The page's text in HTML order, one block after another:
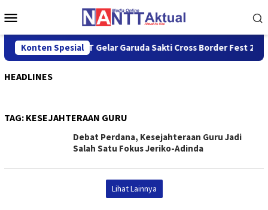
ke
Mobile
Konten Spesial
Jalin Sinergi, BI NTT Gelar Garuda Sakti Cross Border Fest 2026
HEADLINES
TAG: KESEJAHTERAAN GURU
Debat Perdana, Kesejahteraan Guru Jadi
Salah Satu Fokus Jeriko-Adinda
Lihat Lainnya